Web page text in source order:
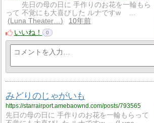
先日の母の日に 手作りのお花を一輪もら
って 不覚にも大喜びした ルナですw …
Luna Theater…
10年前
いいね！
0
みどりのじゃがいも
https://starrairport.amebaownd.com/posts/793565
先日の母の日に 手作りのお花を一輪もらって